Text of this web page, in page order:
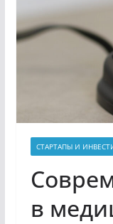
СТАРТАПЫ И
в